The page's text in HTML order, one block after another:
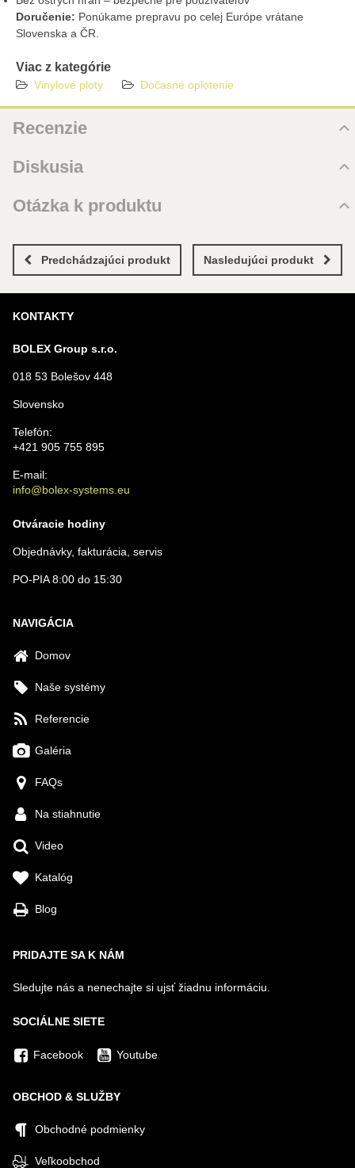
Doručenie: Ponúkame prepravu po celej Európe vrátane
Slovenska a ČR.
Viac z kategórie
Vinylové ploty Dočasné oplotenie
Recenzie
Zatiaľ bez hodnotenia. Buďte prvý!
Pridať recenziu
Diskusia
Zatiaľ nie sú žiadne komentáre! Buďte prvý!
Nový komentár
Otázka k produktu
MENO
VÁŠ E-MAIL
VAŠA OTÁZKA K PRODUKTU
Predchádzajúci produkt Nasledujúci produkt
KONTAKTY
BOLEX Group s.r.o.
018 53 Bolešov 448
Slovensko
Telefón:
+421 905 755 895
E-mail:
info@bolex-systems.eu
Otváracie hodiny
Objednávky, fakturácia, servis
PO-PIA 8:00 do 15:30
NAVIGÁCIA
Domov
Naše systémy
Referencie
Galéria
FAQs
Na stiahnutie
Video
Katalóg
Blog
PRIDAJTE SA K NÁM
Sledujte nás a nenechajte si ujsť žiadnu informáciu.
SOCIÁLNE SIETE
Facebook Youtube
OBCHOD & SLUŽBY
Obchodné podmienky
Veľkoobchod